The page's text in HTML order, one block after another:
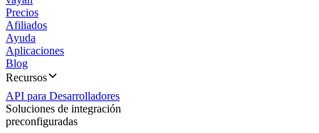
Precios
Afiliados
Ayuda
Aplicaciones
Blog
Recursos
API para Desarrolladores
Soluciones de integración
preconfiguradas